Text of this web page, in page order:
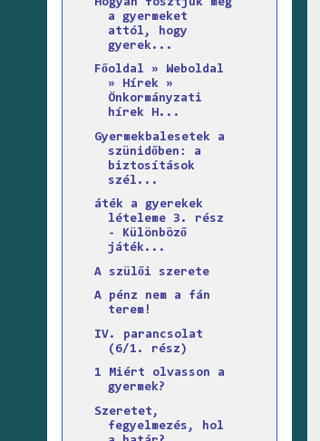
a gyermeket
attól, hogy
gyerek...
Főoldal » Weboldal
» Hírek »
Önkormányzati
hírek H...
Gyermekbalesetek a
szünidőben: a
biztosítások
szél...
áték a gyerekek
lételeme 3. rész
- Különböző
játék...
A szülői szerete
A pénz nem a fán
terem!
IV. parancsolat
(6/1. rész)
1 Miért olvasson a
gyermek?
Szeretet,
fegyelmezés, hol